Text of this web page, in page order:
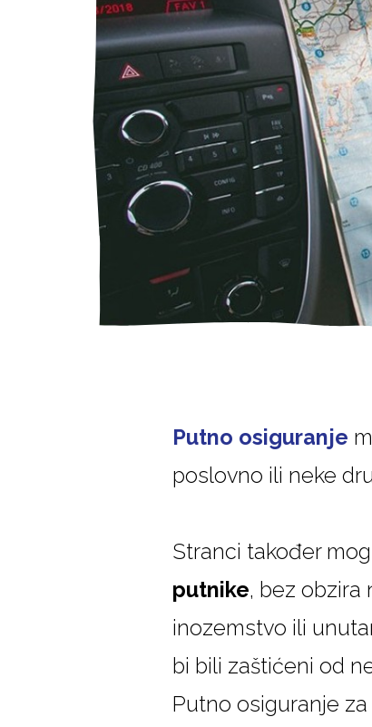
Putno osiguranje
poslovno ili neke
Stranci također
putnike, bez obzira
inozemstvo ili
bi bili zaštićeni od
Putno osiguranje